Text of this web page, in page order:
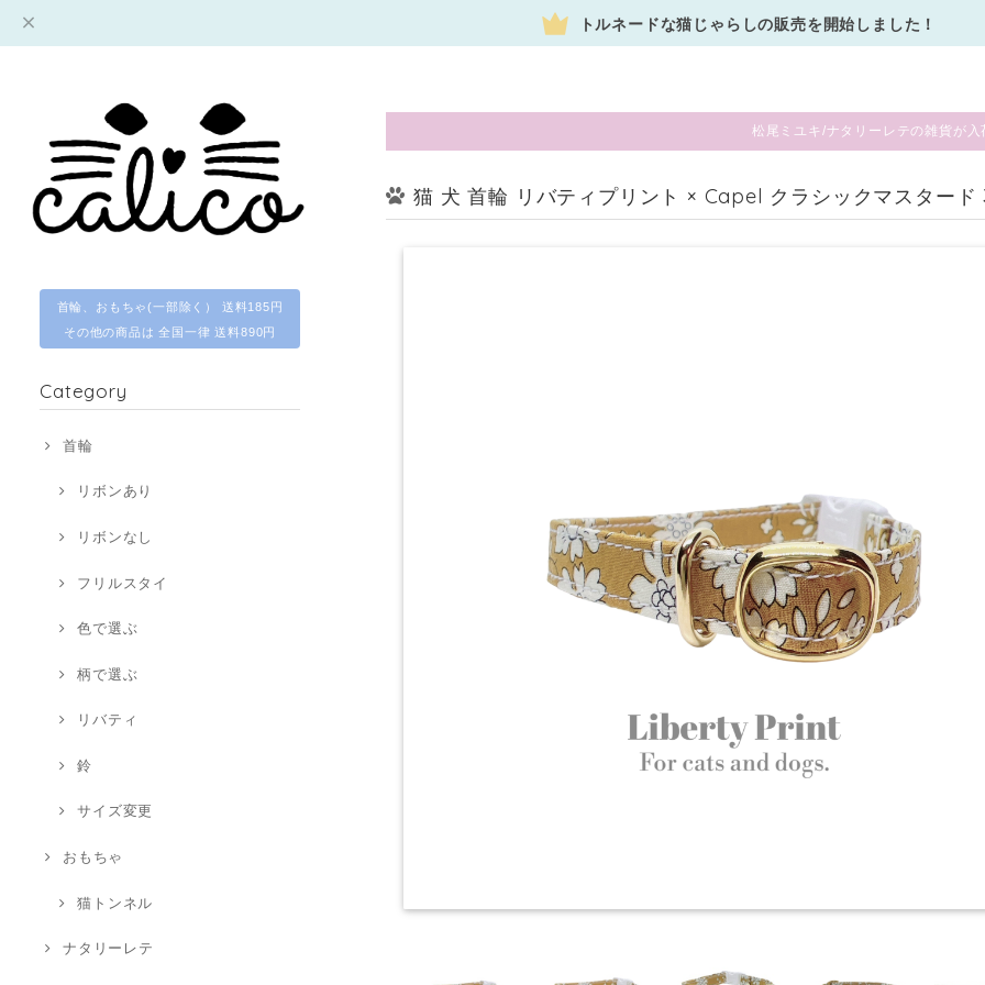
トルネードな猫じゃらしの販売を開始しました！
首輪、おもちゃ(一部除く） 送料185円
その他の商品は 全国一律 送料890円
Category
首輪
リボンあり
リボンなし
フリルスタイ
色で選ぶ
柄で選ぶ
リバティ
鈴
サイズ変更
おもちゃ
猫トンネル
ナタリーレテ
松尾ミユキ/ナタリーレテの雑貨が
猫 犬 首輪 リバティプリント × Capel クラシックマスター